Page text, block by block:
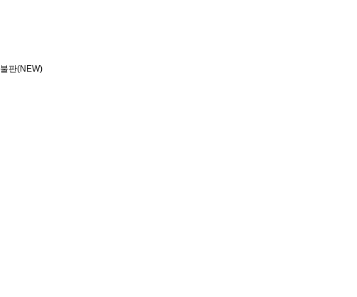
불판(NEW)